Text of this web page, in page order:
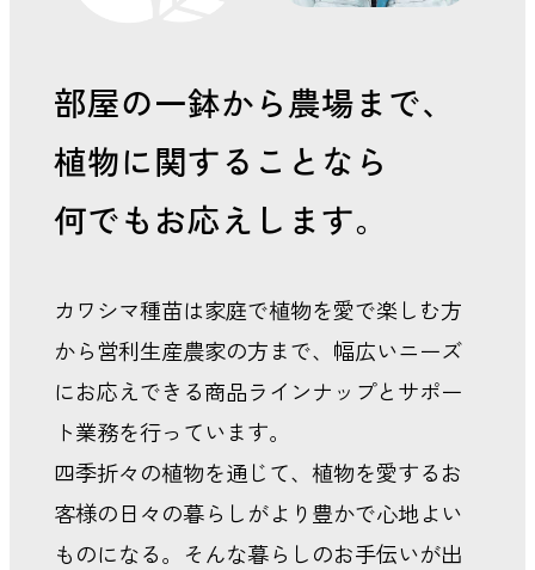
部屋の一鉢から農場まで、
植物に関することなら
何でもお応えします。
カワシマ種苗は家庭で植物を愛で楽しむ方
から営利生産農家の方まで、幅広いニーズ
にお応えできる商品ラインナップとサポー
ト業務を行っています。
四季折々の植物を通じて、植物を愛するお
客様の日々の暮らしがより豊かで心地よい
ものになる。そんな暮らしのお手伝いが出